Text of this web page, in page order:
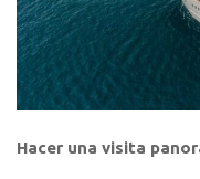
Hacer una visita